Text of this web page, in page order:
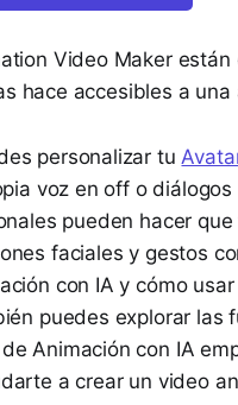
Video Maker
hace accesibles a una
personalizar tu
voz en off o
pueden hacer
faciales y gestos
con IA y cómo
puedes explorar las
Animación con IA
a crear un video